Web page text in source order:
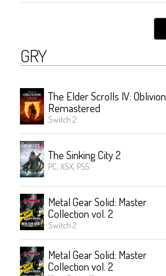
GRY
The Elder Scrolls IV: Oblivion
Remastered
Switch 2
The Sinking City 2
PC, XSX, PS5
Metal Gear Solid: Master
Collection vol. 2
Switch 2
Metal Gear Solid: Master
Collection vol. 2